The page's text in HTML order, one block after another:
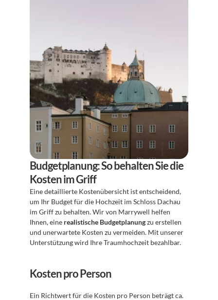
Budgetplanung: So behalten Sie die
Kosten im Griff
Eine detaillierte Kostenübersicht ist entscheidend,
um Ihr Budget für die Hochzeit im Schloss Dachau
im Griff zu behalten. Wir von Marrywell helfen
Ihnen, eine realistische Budgetplanung zu erstellen
und unerwartete Kosten zu vermeiden. Mit unserer
Unterstützung wird Ihre Traumhochzeit bezahlbar.
Kosten pro Person
Ein Richtwert für die Kosten pro Person beträgt ca.